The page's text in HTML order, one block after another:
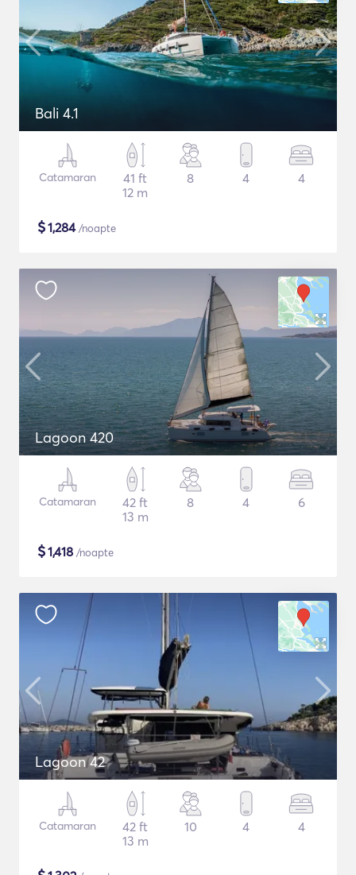
Bali 4.1
Catamaran
41 ft
12 m
8 4 4
$1,284/noapte
Lagoon 420
Catamaran
42 ft
13 m
8 4 6
$1,418 /noapte
Lagoon 42
Catamaran
42 ft
13 m
10 4 4